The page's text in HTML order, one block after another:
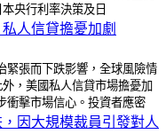
央行利率決策及日
人信貸擔憂加劇
緊張而下跌影響，全球風險情
，美國私人信貸市場擔憂加
衝擊市場信心。投資者應密
因大規模裁員引發對人